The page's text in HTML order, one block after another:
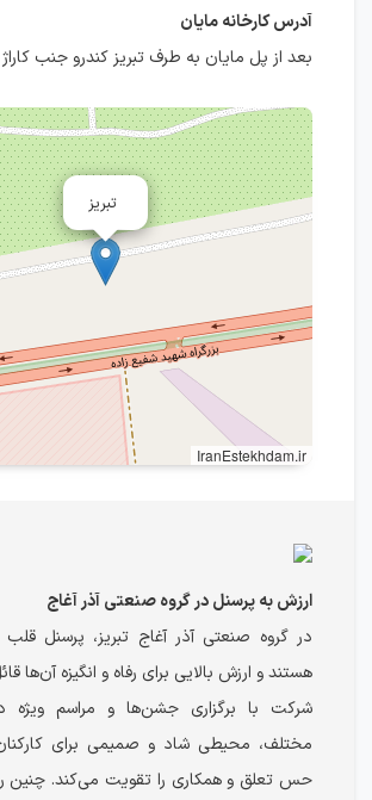
آدرس کارخانه مایان
بعد از پل مایان به طرف تبریز کندرو جنب کاراژ
تبریز
IranEstekhdam.ir
ارزش به پرسنل در گروه صنعتی آذر آغاج
در گروه صنعتی آذر آغاج تبریز، پرسنل
هستند و ارزش بالایی برای رفاه و انگیزه آن‌ها
شرکت با برگزاری جشن‌ها و مراسم ویژه
مختلف، محیطی شاد و صمیمی برای
حس تعلق و همکاری را تقویت می‌کند. چنین